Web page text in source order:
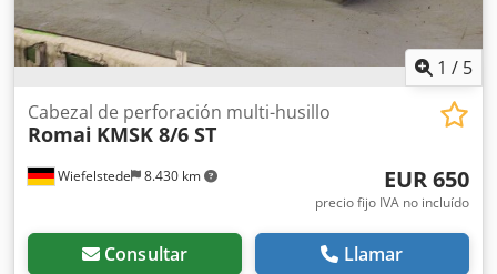
1 / 5
Wiefelstede 8.430 km
Cabezal de perforación multi-husillo
Romai KMSK 8/6 ST
EUR 650
precio fijo IVA no incluído
Consultar Llamar